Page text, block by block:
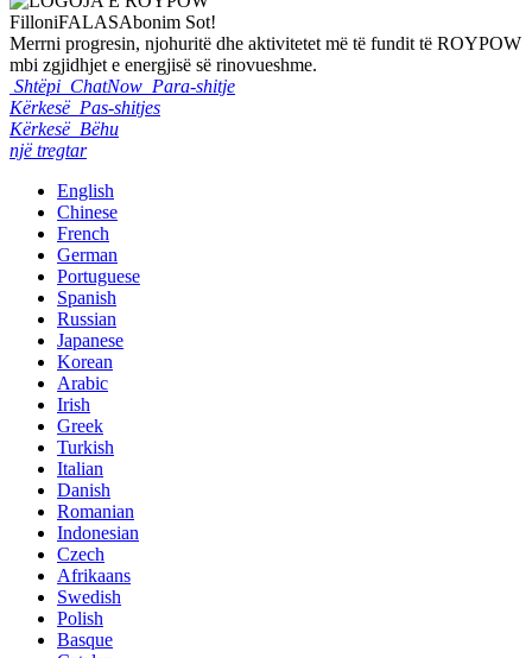
FilloniFALASAbonim Sot!
Merrni progresin, njohuritë dhe aktivitetet më të fundit të ROYPOW
mbi zgjidhjet e energjisë së rinovueshme.
Shtëpi ChatNow Para-shitje
Kërkesë Pas-shitjes
Kërkesë Bëhu
një tregtar
English
Chinese
French
German
Portuguese
Spanish
Russian
Japanese
Korean
Arabic
Irish
Greek
Turkish
Italian
Danish
Romanian
Indonesian
Czech
Afrikaans
Swedish
Polish
Basque